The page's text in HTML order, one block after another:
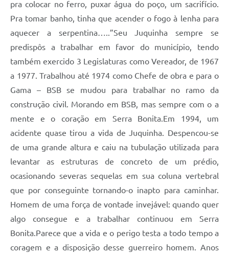
pra colocar no ferro, puxar água do poço, um sacrifício.
Pra tomar banho, tinha que acender o fogo à lenha para
aquecer a serpentina…..”Seu Juquinha sempre se
predispôs a trabalhar em favor do município, tendo
também exercido 3 Legislaturas como Vereador, de 1967
a 1977. Trabalhou até 1974 como Chefe de obra e para o
Gama – BSB se mudou para trabalhar no ramo da
construção civil. Morando em BSB, mas sempre com o a
mente e o coração em Serra Bonita.Em 1994, um
acidente quase tirou a vida de Juquinha. Despencou-se
de uma grande altura e caiu na tubulação utilizada para
levantar as estruturas de concreto de um prédio,
ocasionando severas sequelas em sua coluna vertebral
que por conseguinte tornando-o inapto para caminhar.
Homem de uma força de vontade invejável: quando quer
algo consegue e a trabalhar continuou em Serra
Bonita.Parece que a vida e o perigo testa a todo tempo a
coragem e a disposição desse guerreiro homem. Anos